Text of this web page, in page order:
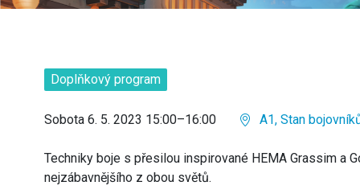
Doplňkový program
Sobota 6. 5. 2023 15:00–16:00 A1, Stan
Techniky boje s přesilou inspirované HEMA Grassim a
nejzábavnějšího z obou světů.